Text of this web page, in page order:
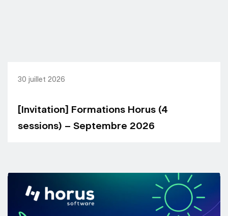
[Invitation] Formations Horus (4
sessions) – Septembre 2026
30 juillet 2026